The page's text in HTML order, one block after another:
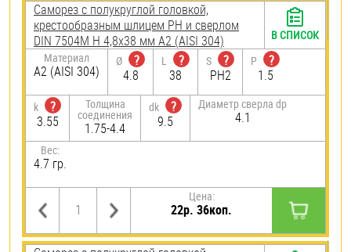
Саморез с полукруглой головкой,
крестообразным шлицем PH и сверлом
DIN 7504M H 4,8х38 мм А2 (AISI 304)
Материал
А2 (AISI 304)
Ø
?
4.8
L
?
38
S
?
PH2
P
?
1.5
k
?
3.55
Толщина
соединения
1.75-4.4
dk
?
9.5
Диаметр сверла dp
4.1
Вес:
4.7 гр.
Цена:
22р. 36коп.
В СПИСОК